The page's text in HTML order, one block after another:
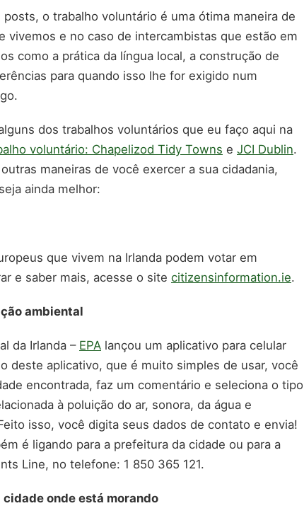
o trabalho voluntário é uma ótima maneira de
vivemos e no caso de intercambistas que estão em
como a prática da língua local, a construção de
para quando isso lhe for exigido num
dos trabalhos voluntários que eu faço aqui na
voluntário: Chapelizod Tidy Towns e JCI Dublin.
maneiras de você exercer a sua cidadania,
ainda melhor:
que vivem na Irlanda podem votar em
e saber mais, acesse o site citizensinformation.ie.
ambiental
da Irlanda – EPA lançou um aplicativo para celular
deste aplicativo, que é muito simples de usar, você
encontrada, faz um comentário e seleciona o tipo
à poluição do ar, sonora, da água e
isso, você digita seus dados de contato e envia!
é ligando para a prefeitura da cidade ou para a
Line, no telefone: 1 850 365 121.
cidade onde está morando